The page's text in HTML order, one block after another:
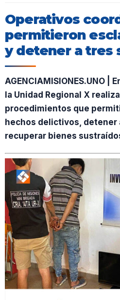
Operativos
permitieron
y detener a tres
AGENCIAMISIONES.UNO |
la Unidad Regional X
procedimientos que
hechos delictivos, detener
recuperar bienes